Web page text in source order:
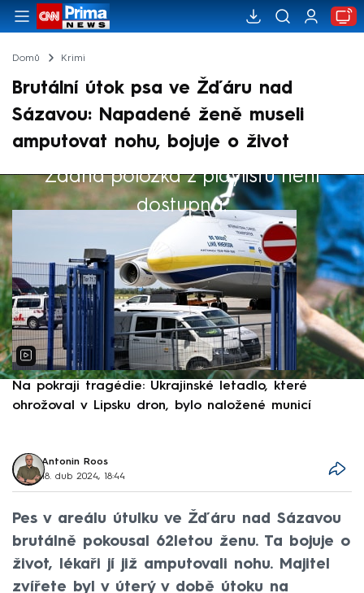
Domů Krimi
Brutální útok psa ve Žďáru nad
Sázavou: Napadené ženě museli
amputovat nohu, bojuje o život
Žádná položka z playlistu není
dostupná.
Výběr redakce
Na pokraji tragédie: Ukrajinské letadlo, které
ohrožoval v Lipsku dron, bylo naložené municí
Antonin Roos
18. dub 2024, 18:44
Pes v areálu útulku ve Žďáru nad Sázavou
brutálně pokousal 62letou ženu. Ta bojuje o
život, lékaři jí již amputovali nohu. Majitel
zvířete byl v úterý v době útoku na